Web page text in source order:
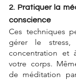
2. Pratiquer la
conscience
Ces techniques
gérer le stress,
concentration et
votre corps.
de méditation